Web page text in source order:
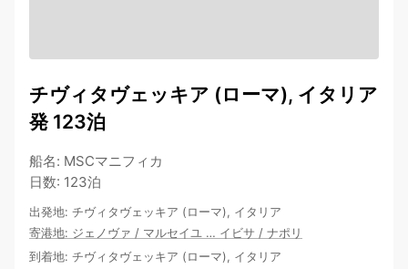
チヴィタヴェッキア (ローマ), イタリア
発 123泊
船名: MSCマニフィカ
日数: 123泊
出発地: チヴィタヴェッキア (ローマ), イタリア
寄港地: ジェノヴァ / マルセイユ … イビサ / ナポリ
到着地: チヴィタヴェッキア (ローマ), イタリア